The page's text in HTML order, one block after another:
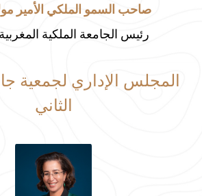
صاحب السمو الملكي الأمير
رئيس الجامعة الملكية
المجلس الإداري لجمعية
الثاني